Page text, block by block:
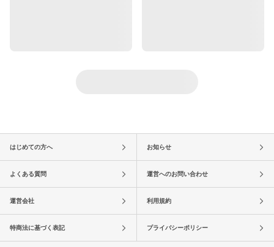
はじめての方へ お知らせ
よくある質問 運営へのお問い合わせ
運営会社 利用規約
特商法に基づく表記 プライバシーポリシー